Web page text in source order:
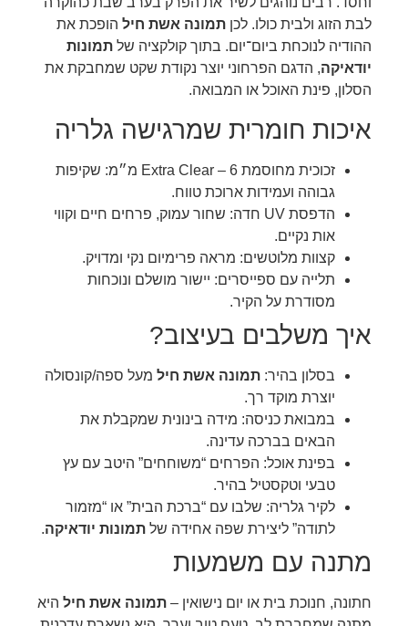
לבת הזוג ולבית כולו. לכן תמונה אשת חיל הופכת את
ההודיה לנוכחת ביום־יום. בתוך קולקציה של תמונות
יודאיקה, הדגם הפרחוני יוצר נקודת שקט שמחבקת את
הסלון, פינת האוכל או המבואה.
איכות חומרית שמרגישה גלריה
זכוכית מחוסמת Extra Clear – 6 מ״מ: שקיפות
גבוהה ועמידות ארוכת טווח.
הדפסת UV חדה: שחור עמוק, פרחים חיים וקווי
אות נקיים.
קצוות מלוטשים: מראה פרימיום נקי ומדויק.
תלייה עם ספייסרים: יישור מושלם ונוכחות
מסודרת על הקיר.
איך משלבים בעיצוב?
בסלון בהיר: תמונה אשת חיל מעל ספה/קונסולה
יוצרת מוקד רך.
במבואת כניסה: מידה בינונית שמקבלת את
הבאים בברכה עדינה.
בפינת אוכל: הפרחים “משוחחים” היטב עם עץ
טבעי וטקסטיל בהיר.
לקיר גלריה: שלבו עם “ברכת הבית” או “מזמור
לתודה” ליצירת שפה אחידה של תמונות יודאיקה.
מתנה עם משמעות
חתונה, חנוכת בית או יום נישואין – תמונה אשת חיל היא